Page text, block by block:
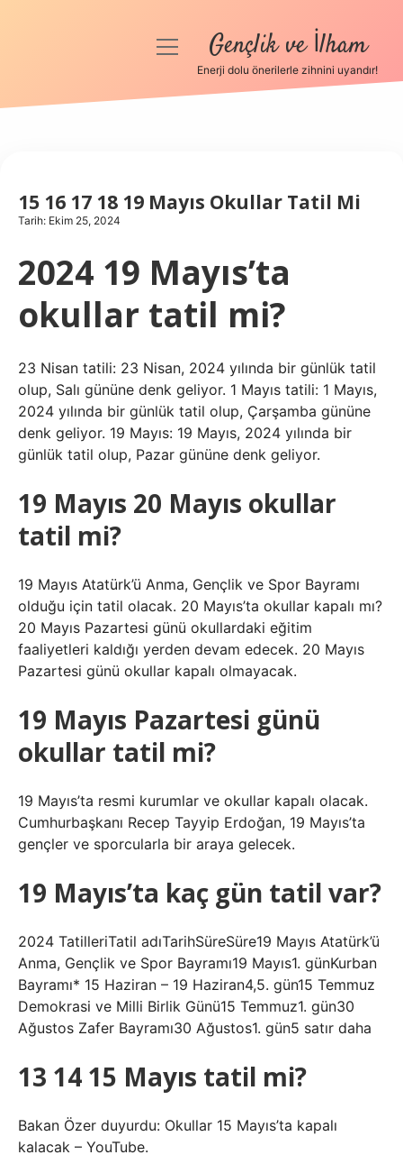
Anasayfa
Hakkımızda
menüyüGençlik ve İlham
Enerji dolu önerilerle zihnini uyandır!
15 16 17 18 19 Mayıs Okullar Tatil Mi
Tarih: Ekim 25, 2024
2024 19 Mayıs’ta
okullar tatil mi?
23 Nisan tatili: 23 Nisan, 2024 yılında bir günlük tatil
olup, Salı gününe denk geliyor. 1 Mayıs tatili: 1 Mayıs,
2024 yılında bir günlük tatil olup, Çarşamba gününe
denk geliyor. 19 Mayıs: 19 Mayıs, 2024 yılında bir
günlük tatil olup, Pazar gününe denk geliyor.
19 Mayıs 20 Mayıs okullar
tatil mi?
19 Mayıs Atatürk’ü Anma, Gençlik ve Spor Bayramı
olduğu için tatil olacak. 20 Mayıs’ta okullar kapalı mı?
20 Mayıs Pazartesi günü okullardaki eğitim
faaliyetleri kaldığı yerden devam edecek. 20 Mayıs
Pazartesi günü okullar kapalı olmayacak.
19 Mayıs Pazartesi günü
okullar tatil mi?
19 Mayıs’ta resmi kurumlar ve okullar kapalı olacak.
Cumhurbaşkanı Recep Tayyip Erdoğan, 19 Mayıs’ta
gençler ve sporcularla bir araya gelecek.
19 Mayıs’ta kaç gün tatil var?
2024 TatilleriTatil adıTarihSüreSüre19 Mayıs Atatürk’ü
Anma, Gençlik ve Spor Bayramı19 Mayıs1. günKurban
Bayramı* 15 Haziran – 19 Haziran4,5. gün15 Temmuz
Demokrasi ve Milli Birlik Günü15 Temmuz1. gün30
Ağustos Zafer Bayramı30 Ağustos1. gün5 satır daha
13 14 15 Mayıs tatil mi?
Bakan Özer duyurdu: Okullar 15 Mayıs’ta kapalı
kalacak – YouTube.